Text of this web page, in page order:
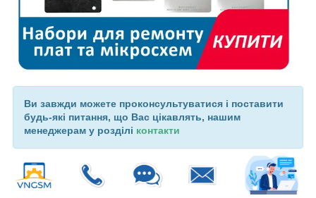
Ви завжди можете проконсультуватися і поставити
будь-які питання, що Вас цікавлять, нашим
менеджерам у розділі контакти